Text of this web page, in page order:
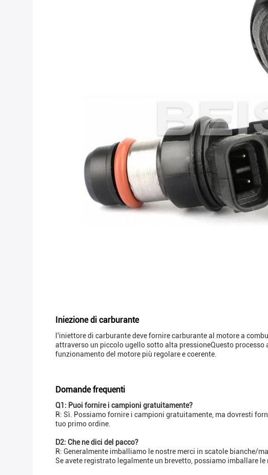
Iniezione di carburante
l'iniettore di carburante deve fornire carburante al motore a
attraverso un piccolo ugello sotto alta pressioneQuesto
funzionamento del motore più regolare e coerente.
Domande frequenti
Q1: Puoi fornire i campioni gratuitamente?
R: Sì. Possiamo fornire i campioni gratuitamente, ma dovresti
tuo primo ordine.
D2: Che ne dici del pacco?
R: Generalmente imballiamo le nostre merci in scatole bianche/
Se avete registrato legalmente un brevetto, possiamo imballare